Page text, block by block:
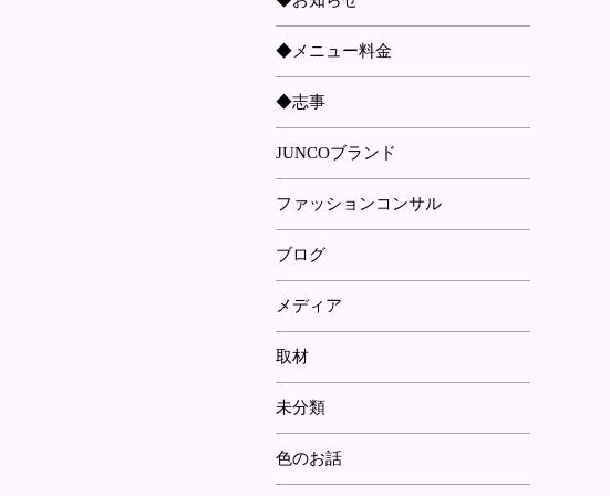
◆メニュー料金
◆志事
JUNCOブランド
ファッションコンサル
ブログ
メディア
取材
未分類
色のお話